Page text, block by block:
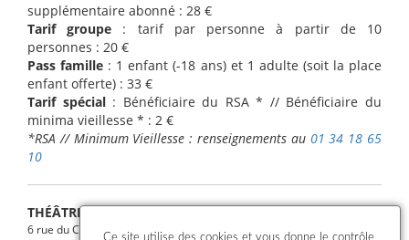
supplémentaire abonné : 28 €
Tarif groupe : tarif par personne à partir de 10
personnes : 20 €
Pass famille : 1 enfant (-18 ans) et 1 adulte (soit la place
enfant offerte) : 33 €
Tarif spécial: Bénéficiaire du RSA * // Bénéficiaire du
minima vieillesse * : 2 €
*RSA // Minimum Vieillesse : renseignements au 01 34 18 65
10
THÉÂTRE MADELEINE-RENAUD
6 rue du Chemin Vert de Boissy